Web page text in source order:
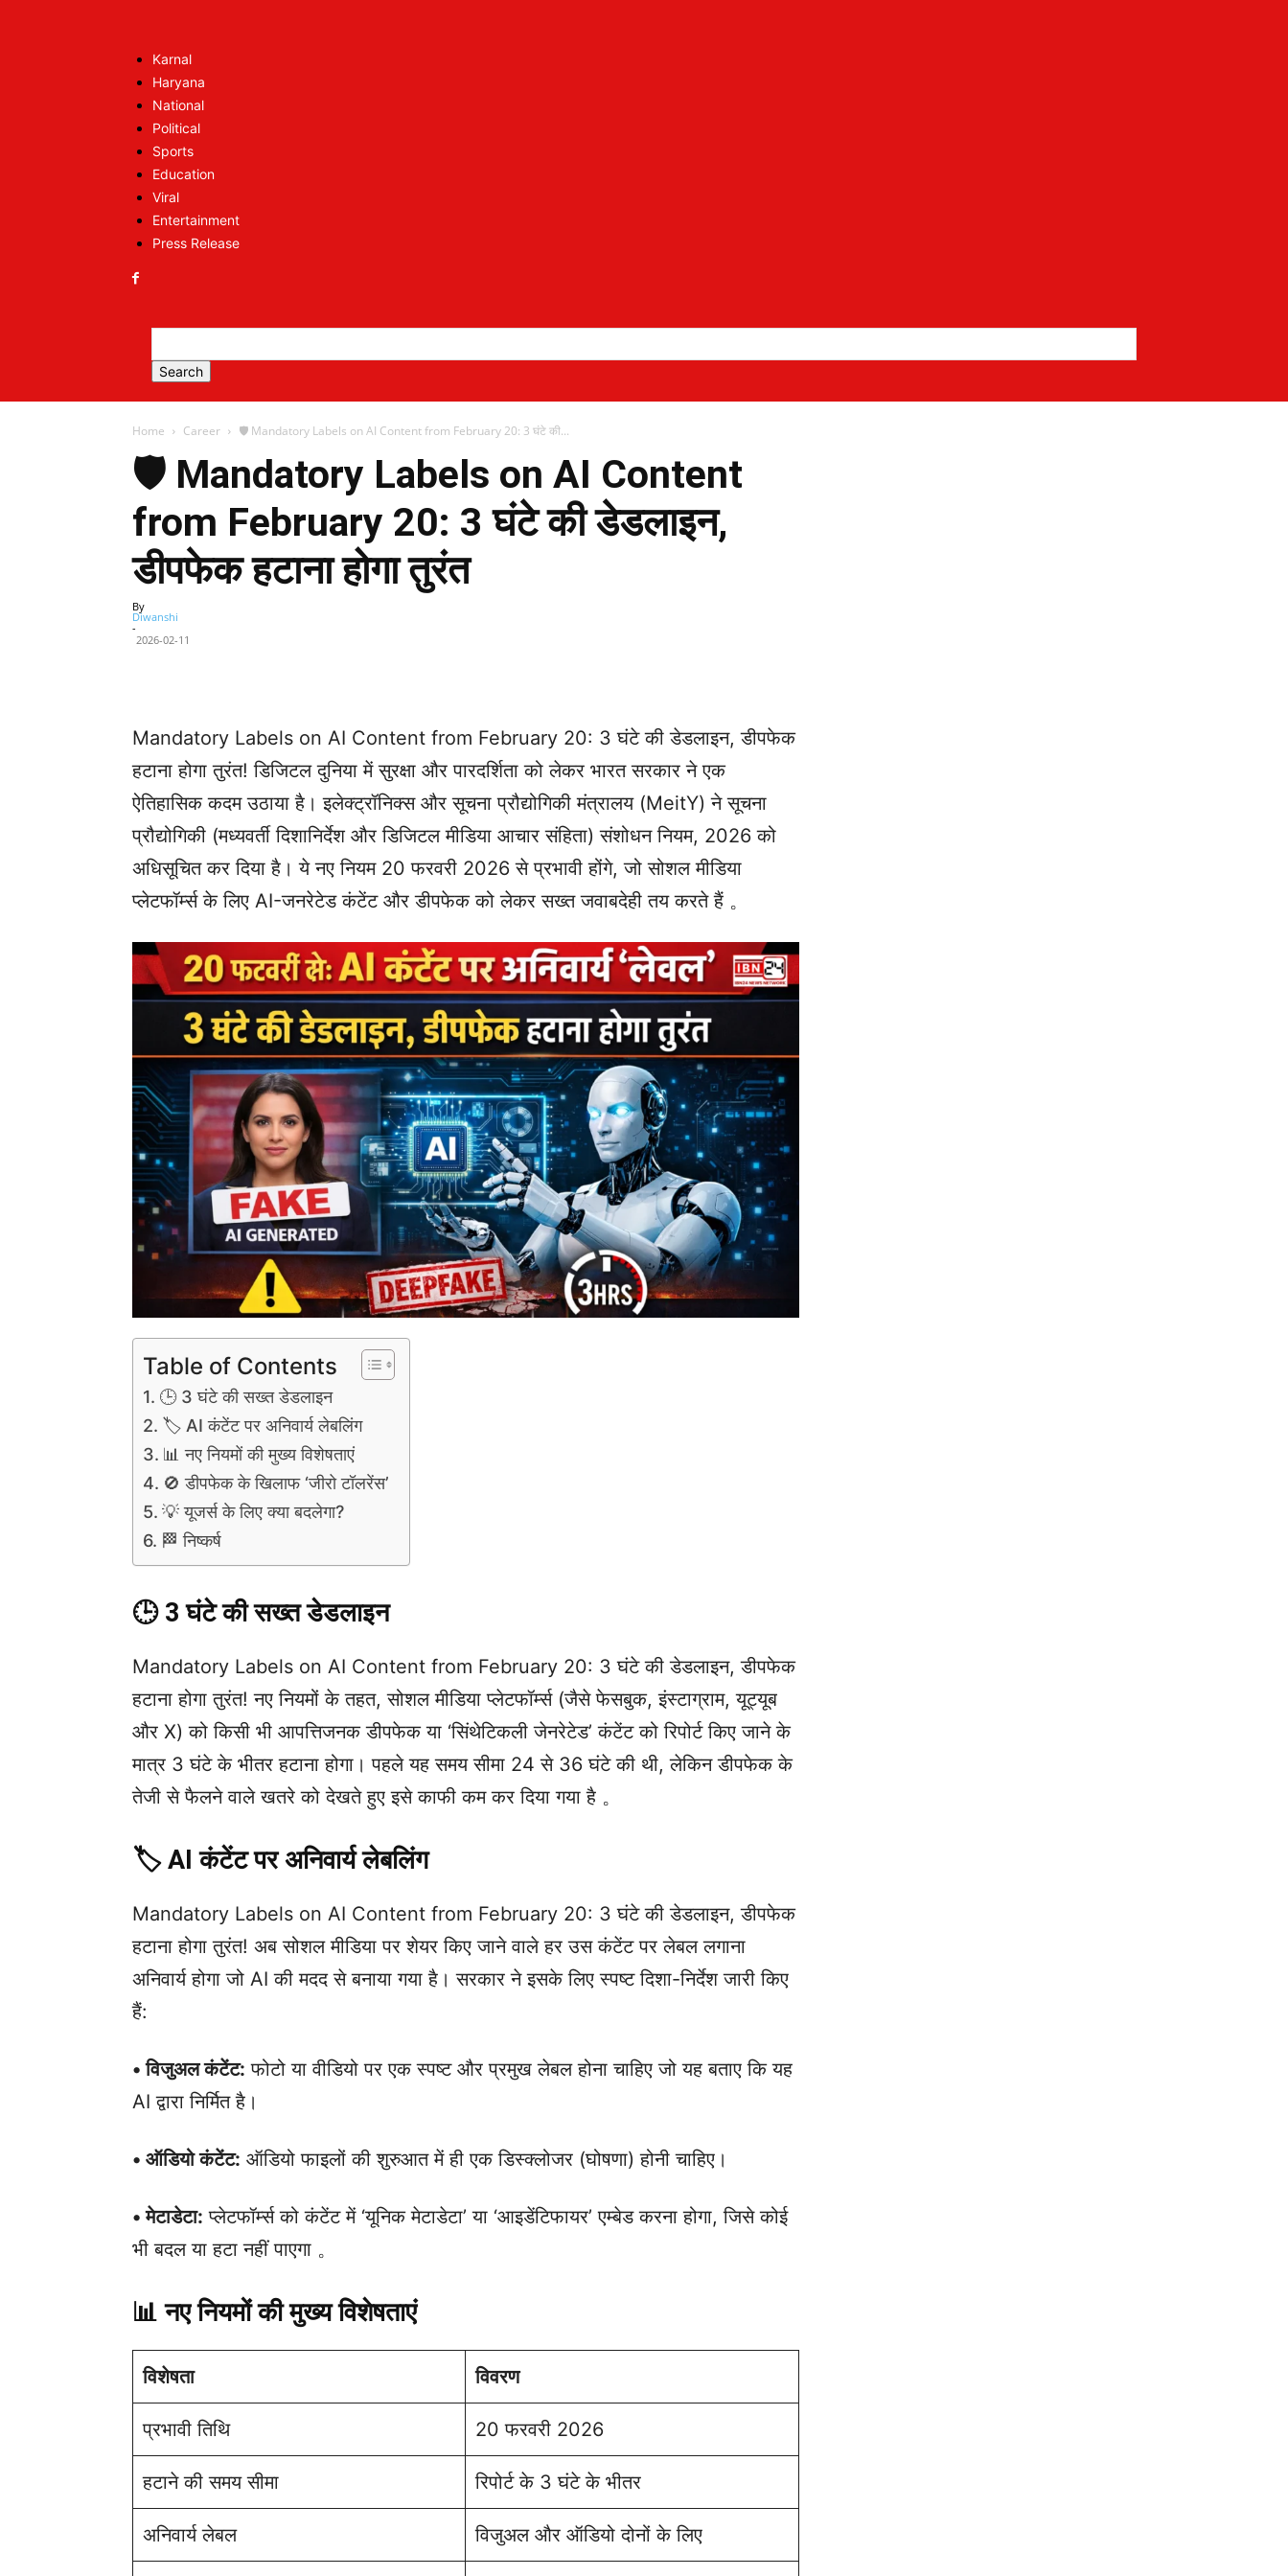
Karnal
Haryana
National
Political
Sports
Education
Viral
Entertainment
Press Release
Home Career 🛡️ Mandatory Labels on AI Content from February 20: 3 घंटे की...
🛡️ Mandatory Labels on AI Content
from February 20: 3 घंटे की डेडलाइन,
डीपफेक हटाना होगा तुरंत
By
Diwanshi
-
2026-02-11
Mandatory Labels on AI Content from February 20: 3 घंटे की डेडलाइन, डीपफेक
हटाना होगा तुरंत! डिजिटल दुनिया में सुरक्षा और पारदर्शिता को लेकर भारत सरकार ने एक
ऐतिहासिक कदम उठाया है। इलेक्ट्रॉनिक्स और सूचना प्रौद्योगिकी मंत्रालय (MeitY) ने सूचना
प्रौद्योगिकी (मध्यवर्ती दिशानिर्देश और डिजिटल मीडिया आचार संहिता) संशोधन नियम, 2026 को
अधिसूचित कर दिया है। ये नए नियम 20 फरवरी 2026 से प्रभावी होंगे, जो सोशल मीडिया
प्लेटफॉर्म्स के लिए AI-जनरेटेड कंटेंट और डीपफेक को लेकर सख्त जवाबदेही तय करते हैं 。
Table of Contents
🕒 3 घंटे की सख्त डेडलाइन
🏷️ AI कंटेंट पर अनिवार्य लेबलिंग
📊 नए नियमों की मुख्य विशेषताएं
🚫 डीपफेक के खिलाफ ‘जीरो टॉलरेंस’
💡 यूजर्स के लिए क्या बदलेगा?
🏁 निष्कर्ष
🕒 3 घंटे की सख्त डेडलाइन
Mandatory Labels on AI Content from February 20: 3 घंटे की डेडलाइन, डीपफेक
हटाना होगा तुरंत! नए नियमों के तहत, सोशल मीडिया प्लेटफॉर्म्स (जैसे फेसबुक, इंस्टाग्राम, यूट्यूब
और X) को किसी भी आपत्तिजनक डीपफेक या ‘सिंथेटिकली जेनरेटेड’ कंटेंट को रिपोर्ट किए जाने के
मात्र 3 घंटे के भीतर हटाना होगा। पहले यह समय सीमा 24 से 36 घंटे की थी, लेकिन डीपफेक के
तेजी से फैलने वाले खतरे को देखते हुए इसे काफी कम कर दिया गया है 。
🏷️ AI कंटेंट पर अनिवार्य लेबलिंग
Mandatory Labels on AI Content from February 20: 3 घंटे की डेडलाइन, डीपफेक
हटाना होगा तुरंत! अब सोशल मीडिया पर शेयर किए जाने वाले हर उस कंटेंट पर लेबल लगाना
अनिवार्य होगा जो AI की मदद से बनाया गया है। सरकार ने इसके लिए स्पष्ट दिशा-निर्देश जारी किए
हैं:
• विजुअल कंटेंट: फोटो या वीडियो पर एक स्पष्ट और प्रमुख लेबल होना चाहिए जो यह बताए कि यह
AI द्वारा निर्मित है।
• ऑडियो कंटेंट: ऑडियो फाइलों की शुरुआत में ही एक डिस्क्लोजर (घोषणा) होनी चाहिए।
• मेटाडेटा: प्लेटफॉर्म्स को कंटेंट में ‘यूनिक मेटाडेटा’ या ‘आइडेंटिफायर’ एम्बेड करना होगा, जिसे कोई
भी बदल या हटा नहीं पाएगा 。
📊 नए नियमों की मुख्य विशेषताएं
विशेषता विवरण
प्रभावी तिथि 20 फरवरी 2026
हटाने की समय सीमा रिपोर्ट के 3 घंटे के भीतर
अनिवार्य लेबल विजुअल और ऑडियो दोनों के लिए